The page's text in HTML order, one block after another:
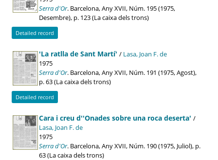
Serra d'Or. Barcelona, Any XVII, Núm. 195 (1975,
Desembre), p. 123 (La caixa dels trons)
Detailed record
'La ratlla de Sant Martí' / Lasa, Joan F. de
1975
Serra d'Or. Barcelona, Any XVII, Núm. 191 (1975, Agost),
p. 63 (La caixa dels trons)
Detailed record
Cara i creu d''Onades sobre una roca deserta' /
Lasa, Joan F. de
1975
Serra d'Or. Barcelona, Any XVII, Núm. 190 (1975, Juliol), p.
63 (La caixa dels trons)